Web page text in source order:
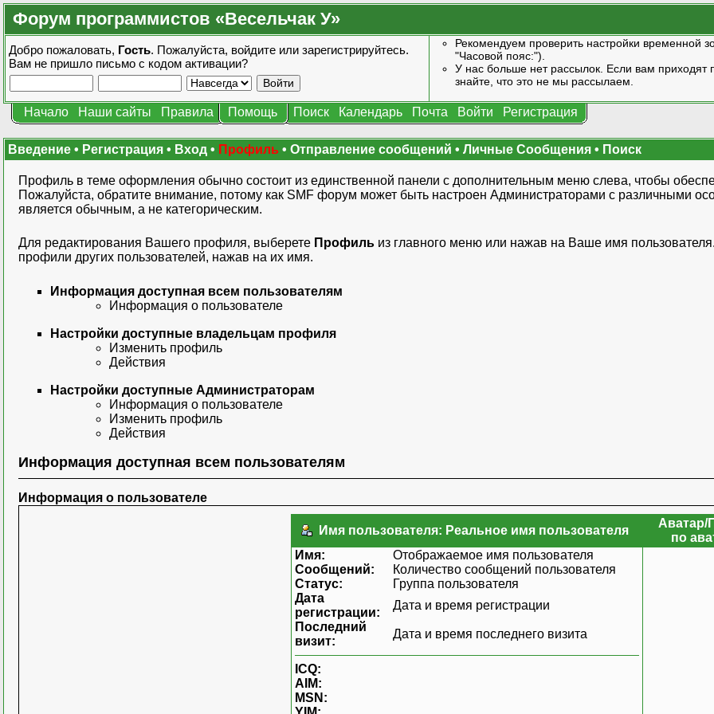
Форум программистов «Весельчак У»
Добро пожаловать, Гость. Пожалуйста, войдите или зарегистрируйтесь.
Вам не пришло письмо с кодом активации?
Рекомендуем проверить настройки
"Часовой пояс:").
У нас больше нет рассылок. Если вам
знайте, что это не мы рассылаем.
Начало Наши сайты Правила Помощь Поиск Календарь Почта Войти Регистрация
Введение • Регистрация • Вход • Профиль • Отправление сообщений • Личные Сообщения • Поиск
Профиль в теме оформления обычно состоит из единственной панели с дополнительным меню слева, чтобы
Пожалуйста, обратите внимание, потому как SMF форум может быть настроен Администраторами с различными
является обычным, а не категорическим.
Для редактирования Вашего профиля, выберете Профильиз главного менюили нажав на Ваше имя
профили других пользователей, нажав на их имя.
Информация доступная всем пользователям
Информация о пользователе
Настройки доступные владельцам профиля
Изменить профиль
Действия
Настройки доступные Администраторам
Информация о пользователе
Изменить профиль
Действия
Информация доступная всем пользователям
Информация о пользователе
Имя пользователя: Реальное имя пользователя
Аватар/
по
Имя:
Отображаемое имя пользователя
Сообщений:
Количество сообщений пользователя
Статус:
Группа пользователя
Дата
регистрации:
Дата и время регистрации
Последний
визит:
Дата и время последнего визита
ICQ:
AIM:
MSN: